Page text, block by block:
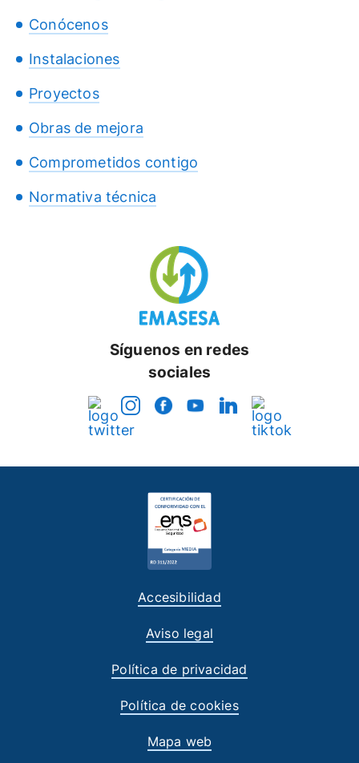
Conócenos
Instalaciones
Proyectos
Obras de mejora
Comprometidos contigo
Normativa técnica
Síguenos en redes
sociales
Accesibilidad
Aviso legal
Política de privacidad
Política de cookies
Mapa web